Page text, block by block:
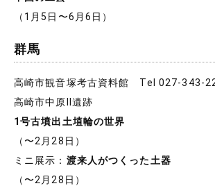
（1月5日〜6月6日）
群馬
高崎市観音塚考古資料館 Tel 027-343-
高崎市中原Ⅱ遺跡
1号古墳出土埴輪の世界
（〜2月28日）
ミニ展示： 渡来人がつくった土器
（〜2月28日）